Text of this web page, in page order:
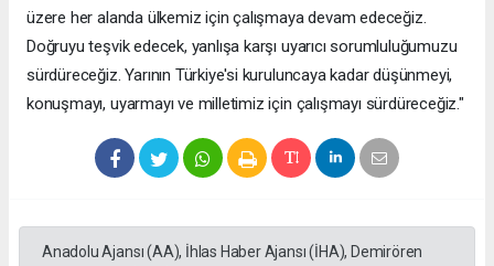
üzere her alanda ülkemiz için çalışmaya devam edeceğiz.
Doğruyu teşvik edecek, yanlışa karşı uyarıcı sorumluluğumuzu
sürdüreceğiz. Yarının Türkiye'si kuruluncaya kadar düşünmeyi,
konuşmayı, uyarmayı ve milletimiz için çalışmayı sürdüreceğiz."
Anadolu Ajansı (AA), İhlas Haber Ajansı (İHA), Demirören